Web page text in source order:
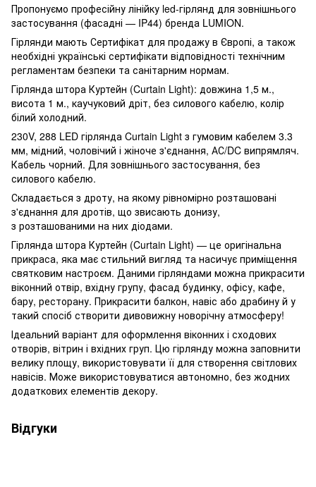
Пропонуємо професійну лінійку led-гірлянд для зовнішнього
застосування (фасадні — IP44) бренда LUMION.
Гірлянди мають Сертифікат для продажу в Європі, а також
необхідні українські сертифікати відповідності технічним
регламентам безпеки та санітарним нормам.
Гірлянда штора Куртейн (Curtain Light): довжина 1,5 м.,
висота 1 м., каучуковий дріт, без силового кабелю, колір
білий холодний.
230V, 288 LED гірлянда Curtain Light з гумовим кабелем 3.3
мм, мідний, чоловічий і жіноче з'єднання, АС/DC випрямляч.
Кабель чорний. Для зовнішнього застосування, без
силового кабелю.
Складається з дроту, на якому рівномірно розташовані
з'єднання для дротів, що звисають донизу,
з розташованими на них діодами.
Гірлянда штора Куртейн (Curtain Light) — це оригінальна
прикраса, яка має стильний вигляд та насичує приміщення
святковим настроєм. Даними гірляндами можна прикрасити
віконний отвір, вхідну групу, фасад будинку, офісу, кафе,
бару, ресторану. Прикрасити балкон, навіс або драбину й у
такий спосіб створити дивовижну новорічну атмосферу!
Ідеальний варіант для оформлення віконних і сходових
отворів, вітрин і вхідних груп. Цю гірлянду можна заповнити
велику площу, використовувати її для створення світлових
навісів. Може використовуватися автономно, без жодних
додаткових елементів декору.
Відгуки